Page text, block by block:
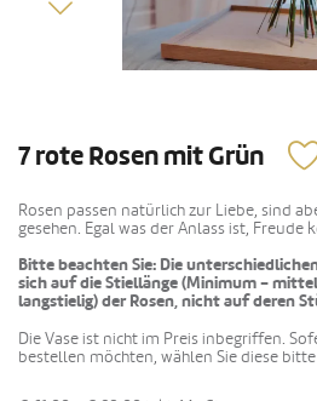
7 rote Rosen mit Grün
Rosen passen natürlich zur Liebe, sind
gesehen. Egal was der Anlass ist,
Bitte beachten Sie: Die
sich auf die Stiellänge (Minimum -
langstielig) der Rosen, nicht auf deren
Die Vase ist nicht im Preis inbegriffen.
bestellen möchten, wählen Sie diese